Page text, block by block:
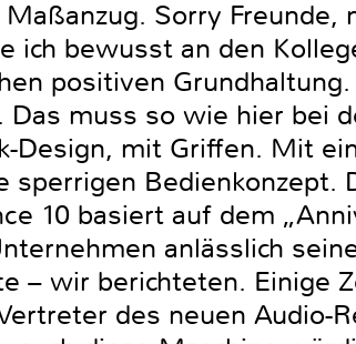
Sorry Freunde,
ich bewusst an den
positiven
muss so wie hier bei
Design, mit Griffen. Mit
sperrigen Bedienkonzept.
10 basiert auf dem
anlässlich
– wir berichteten. Einige
des neuen Audio-